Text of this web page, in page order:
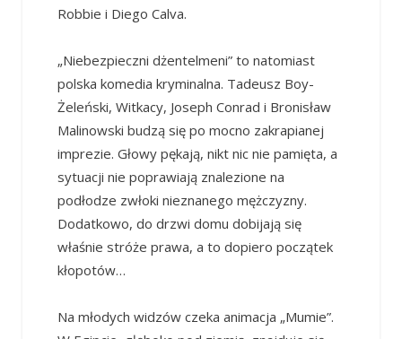
Robbie i Diego Calva.
„Niebezpieczni dżentelmeni” to natomiast
polska komedia kryminalna. Tadeusz Boy-
Żeleński, Witkacy, Joseph Conrad i Bronisław
Malinowski budzą się po mocno zakrapianej
imprezie. Głowy pękają, nikt nic nie pamięta, a
sytuacji nie poprawiają znalezione na
podłodze zwłoki nieznanego mężczyzny.
Dodatkowo, do drzwi domu dobijają się
właśnie stróże prawa, a to dopiero początek
kłopotów…
Na młodych widzów czeka animacja „Mumie”.